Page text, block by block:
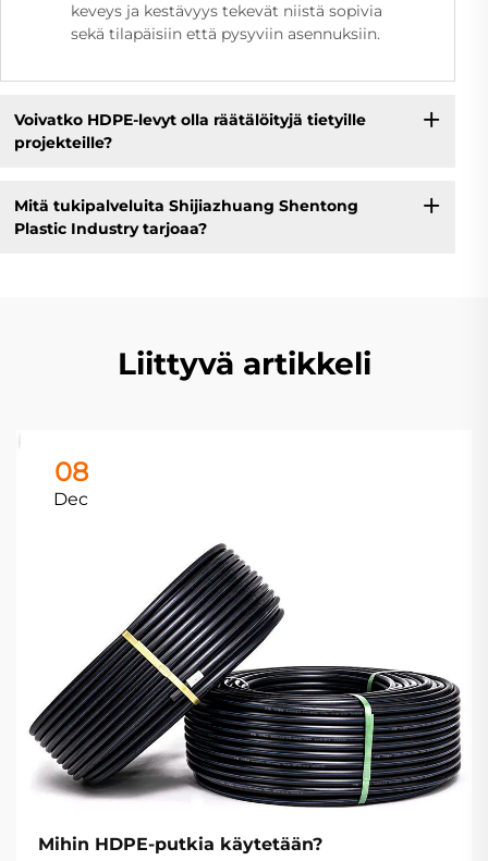
keveys ja kestävyys tekevät niistä sopivia
sekä tilapäisiin että pysyviin asennuksiin.
Voivatko HDPE-levyt olla räätälöityjä tietyille
projekteille?
Mitä tukipalveluita Shijiazhuang Shentong
Plastic Industry tarjoaa?
Liittyvä artikkeli
08
Dec
Mihin HDPE-putkia käytetään?